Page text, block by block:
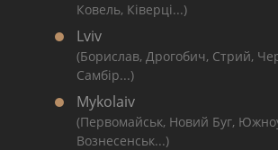
Ковель, Ківерці...)
Lviv
(Борислав, Дрогобич, Стрий,
Самбір...)
Mykolaiv
(Первомайськ, Новий Буг,
Вознесенськ...)